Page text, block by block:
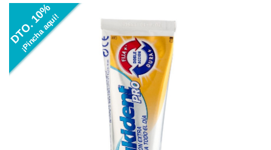
DTO. 10%
¡Pincha aquí!